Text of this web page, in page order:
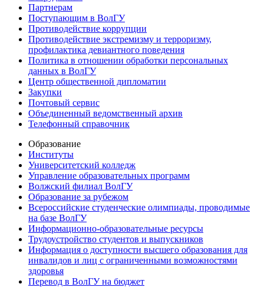
Партнерам
Поступающим в ВолГУ
Противодействие коррупции
Противодействие экстремизму и терроризму,
профилактика девиантного поведения
Политика в отношении обработки персональных
данных в ВолГУ
Центр общественной дипломатии
Закупки
Почтовый сервис
Объединенный ведомственный архив
Телефонный справочник
Образование
Институты
Университетский колледж
Управление образовательных программ
Волжский филиал ВолГУ
Образование за рубежом
Всероссийские студенческие олимпиады, проводимые
на базе ВолГУ
Информационно-образовательные ресурсы
Трудоустройство студентов и выпускников
Информация о доступности высшего образования для
инвалидов и лиц с ограниченными возможностями
здоровья
Перевод в ВолГУ на бюджет